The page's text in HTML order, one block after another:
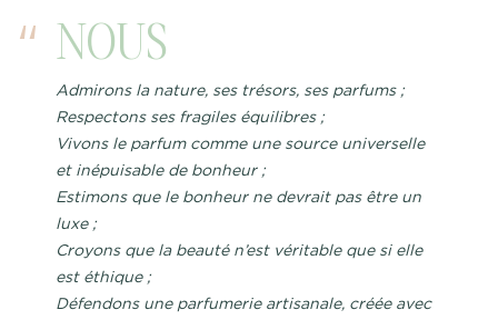
NOUS
Admirons la nature, ses trésors, ses parfums ;
Respectons ses fragiles équilibres ;
Vivons le parfum comme une source universelle
et inépuisable de bonheur ;
Estimons que le bonheur ne devrait pas être un
luxe ;
Croyons que la beauté n’est véritable que si elle
est éthique ;
Défendons une parfumerie artisanale, créée avec